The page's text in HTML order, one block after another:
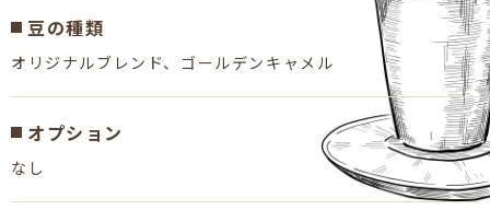
豆の種類
オリジナルブレンド、ゴールデンキャメル
オプション
なし